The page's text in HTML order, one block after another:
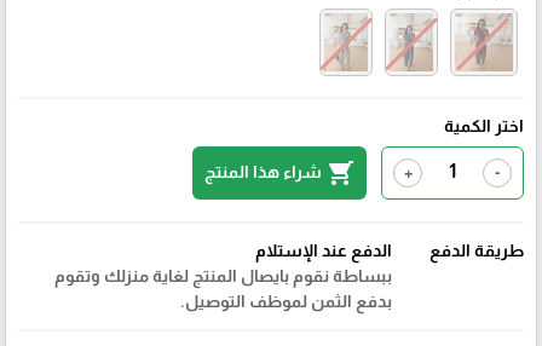
اختر الكمية
-
+
shopping_cart شراء هذا المنتج
طريقة الدفع
الدفع عند الإستلام
ببساطة نقوم بايصال المنتج لغاية منزلك وتقوم
بدفع الثمن لموظف التوصيل.